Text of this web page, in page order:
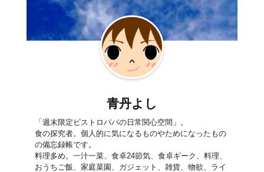
青丹よし
「週末限定ビストロパパの日常関心空間」。
食の探究者。個人的に気になるものやためになったもの
の備忘録帳です。
料理多め。一汁一菜、食卓24節気、食卓ギーク、料理、
おうちご飯、家庭菜園、ガジェット、雑貨、物欲、ライ